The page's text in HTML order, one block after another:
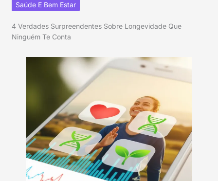
Saúde E Bem Estar
4 Verdades Surpreendentes Sobre Longevidade Que
Ninguém Te Conta